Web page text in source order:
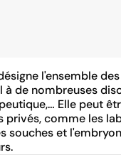
l'ensemble
à de nombreuses
Elle peut
privés, comme les
souches et